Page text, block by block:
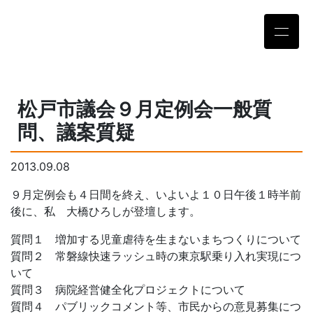
松戸市議会９月定例会一般質
問、議案質疑
2013.09.08
９月定例会も４日間を終え、いよいよ１０日午後１時半前
後に、私 大橋ひろしが登壇します。
質問１ 増加する児童虐待を生まないまちつくりについて
質問２ 常磐線快速ラッシュ時の東京駅乗り入れ実現につ
いて
質問３ 病院経営健全化プロジェクトについて
質問４ パブリックコメント等、市民からの意見募集につ